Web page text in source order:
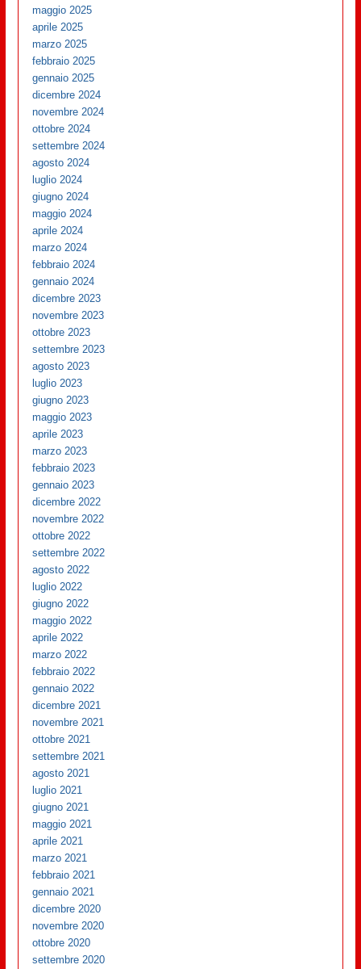
maggio 2025
aprile 2025
marzo 2025
febbraio 2025
gennaio 2025
dicembre 2024
novembre 2024
ottobre 2024
settembre 2024
agosto 2024
luglio 2024
giugno 2024
maggio 2024
aprile 2024
marzo 2024
febbraio 2024
gennaio 2024
dicembre 2023
novembre 2023
ottobre 2023
settembre 2023
agosto 2023
luglio 2023
giugno 2023
maggio 2023
aprile 2023
marzo 2023
febbraio 2023
gennaio 2023
dicembre 2022
novembre 2022
ottobre 2022
settembre 2022
agosto 2022
luglio 2022
giugno 2022
maggio 2022
aprile 2022
marzo 2022
febbraio 2022
gennaio 2022
dicembre 2021
novembre 2021
ottobre 2021
settembre 2021
agosto 2021
luglio 2021
giugno 2021
maggio 2021
aprile 2021
marzo 2021
febbraio 2021
gennaio 2021
dicembre 2020
novembre 2020
ottobre 2020
settembre 2020